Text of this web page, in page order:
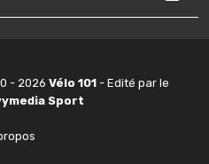
- 2026 Vélo 101 - Edité par le
Sport